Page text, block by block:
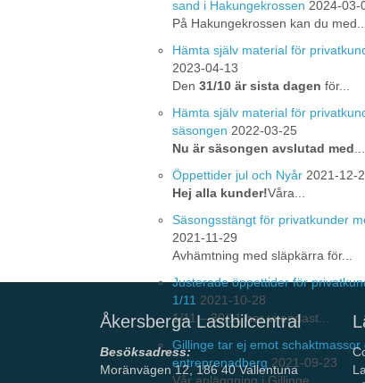
sand i Hakungekrossen 2024-03-
På Hakungekrossen kan du med...
Hämta själv material för
2023-04-13
Den 31/10 är sista dagen för...
Hämta själv material för
säsongen 2022-03-25
Nu är säsongen avslutad med
Öppettider jul och Nyår 2021-12-
Hej alla kunder!Våra...
Säsongsstängt för privatkunder
2021-11-29
Avhämtning med släpkärra för...
Justerade öppettider för
1/11 2021-10-28
1/11 – 30/11 har vi endast...
Gillinge tar ej emot schaktmassor
entreprenadberg 2021-09-23
Åkersberga Lastbilcentral
Besöksadress:
Moränvägen 12, 186 40 Vallentuna